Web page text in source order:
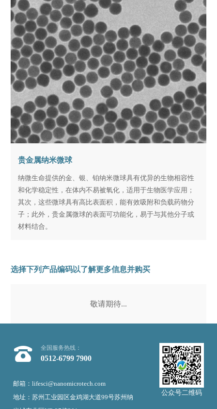
贵金属纳米微球
纳微生命提供的金、银、铂纳米微球具有优异的生物相容性
和化学稳定性，在体内不易被氧化，适用于生物医学应用；
其次，这些微球具有高比表面积，能有效吸附和负载药物分
子；此外，贵金属微球的表面可功能化，易于与其他分子或
材料结合。
选择下列产品编码以了解更多信息并购买
敬请期待...
公众号二维码
全国服务热线：
0512-6799 7900
邮箱：lifesci@nanomicrotech.com
地址：苏州工业园区金鸡湖大道99号苏州纳